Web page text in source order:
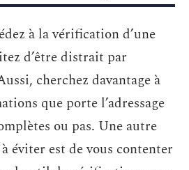
à la vérification d’une
d’être distrait par
cherchez davantage à
que porte l’adressage
ou pas. Une autre
éviter est de vous contenter